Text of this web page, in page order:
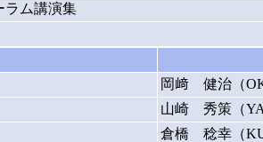
ラム講演集
岡﨑 健治（
山崎 秀策（
倉橋 稔幸（